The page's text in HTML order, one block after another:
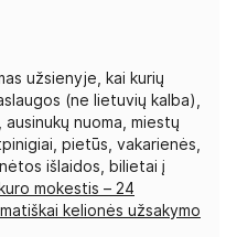
užsienyje, kai kurių
(ne lietuvių kalba),
nuoma, miestų
pietūs, vakarienės,
išlaidos, bilietai į
mokestis – 24
kelionės užsakymo